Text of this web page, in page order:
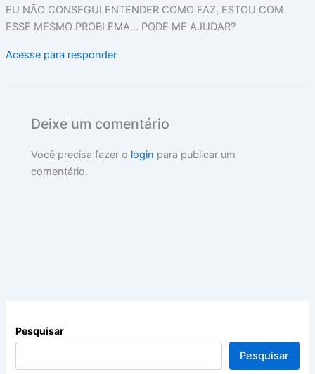
EU NÃO CONSEGUI ENTENDER COMO FAZ, ESTOU COM
ESSE MESMO PROBLEMA… PODE ME AJUDAR?
Acesse para responder
Deixe um comentário
Você precisa fazer o login para publicar um
comentário.
Pesquisar
Pesquisar